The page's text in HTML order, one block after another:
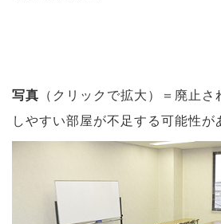
写真 （クリックで拡大）＝廃止
しやすい部屋が不足する可能性が